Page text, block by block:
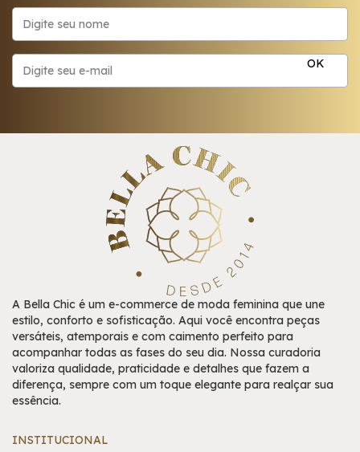
A Bella Chic é um e-commerce de moda feminina que une
estilo, conforto e sofisticação. Aqui você encontra peças
versáteis, atemporais e com caimento perfeito para
acompanhar todas as fases do seu dia. Nossa curadoria
valoriza qualidade, praticidade e detalhes que fazem a
diferença, sempre com um toque elegante para realçar sua
essência.
INSTITUCIONAL